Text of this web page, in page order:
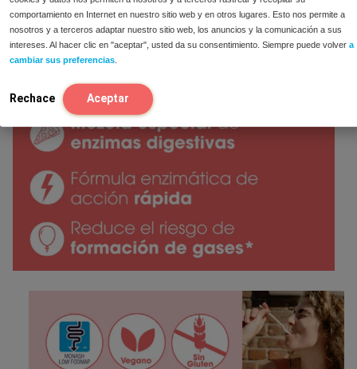
comportamiento en Internet en nuestro sitio web y en otros lugares. Esto nos permite a
nosotros y a terceros adaptar nuestro sitio web, los anuncios y la comunicación a sus
intereses. Al hacer clic en "aceptar", usted da su consentimiento. Siempre puede volver a
cambiar sus preferencias
Rechace Aceptar
No debe iniciarse una dieta estricta baja en FODMAP
sin la supervisión de un médico.